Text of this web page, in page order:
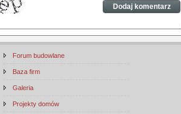
Forum budowlane
Baza firm
Galeria
Projekty domów